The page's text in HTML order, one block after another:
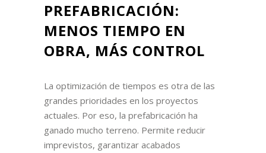
PREFABRICACIÓN:
MENOS TIEMPO EN
OBRA, MÁS CONTROL
La optimización de tiempos es otra de las
grandes prioridades en los proyectos
actuales. Por eso, la prefabricación ha
ganado mucho terreno. Permite reducir
imprevistos, garantizar acabados